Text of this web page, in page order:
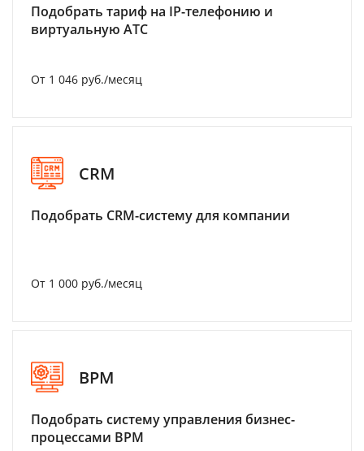
Подобрать тариф на IP-телефонию и
виртуальную АТС
От 1 046 руб./месяц
CRM
Подобрать CRM-систему для компании
От 1 000 руб./месяц
BPM
Подобрать систему управления бизнес-
процессами BPM